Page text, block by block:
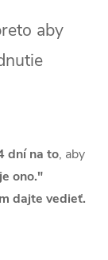
aby
dní na to, aby
ono."
dajte vedieť.